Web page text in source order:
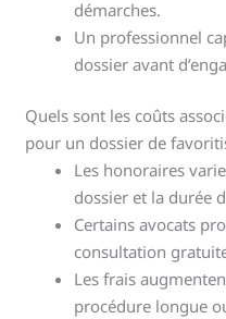
démarches.
Un professionnel
dossier avant
Quels sont les coûts
pour un dossier de
Les honoraires
dossier et la durée
Certains avocats
consultation
Les frais
procédure longue